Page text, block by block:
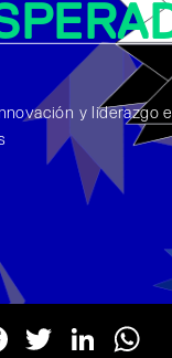
y liderazgo
Facebook
Twitter